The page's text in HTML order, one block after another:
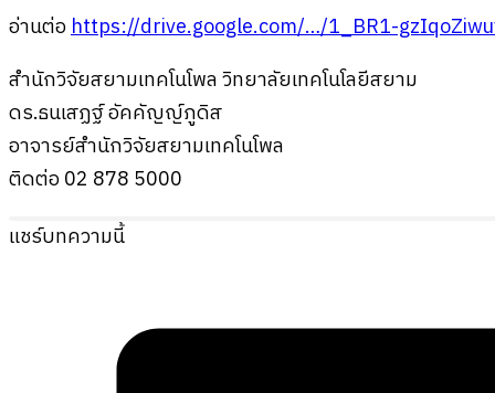
อ่านต่อhttps://drive.google.com/…/1_BR1-
สำนักวิจัยสยามเทคโนโพล วิทยาลัยเทคโนโลยีสยาม
ดร.ธนเสฏฐ์ อัคคัญญ์ภูดิส
อาจารย์สำนักวิจัยสยามเทคโนโพล
ติดต่อ 02 878 5000
แชร์บทความนี้